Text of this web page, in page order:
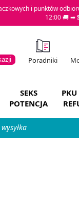
i punktów
12:00 🚚 ➡
Poradniki
SEKS
POTENCJA